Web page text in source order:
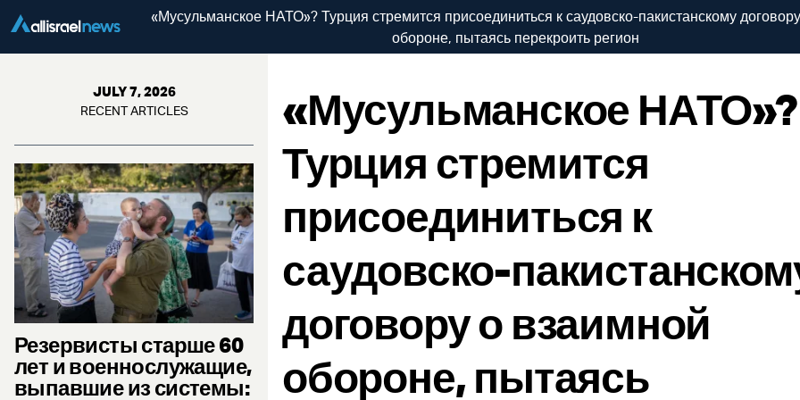
«Мусульманское НАТО»? Турция стремится присоединиться к саудовско-пакистанскому
обороне, пытаясь перекроить регион
JULY 7, 2026
RECENT ARTICLES
Резервисты старше 60
лет и военнослужащие,
выпавшие из системы:
«Мусульманское НАТО»?
Турция стремится
присоединиться к
саудовско-
договору о взаимной
обороне, пытаясь